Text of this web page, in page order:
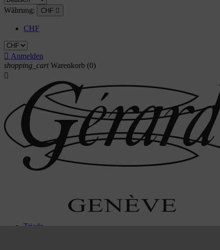
Währung: CHF 
CHF
 Anmelden
shopping_cart Warenkorb (0)

Triade